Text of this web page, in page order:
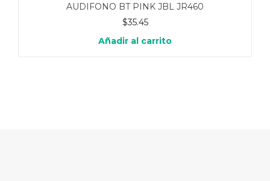
AUDIFONO BT PINK JBL JR460
$35.45
Añadir al carrito